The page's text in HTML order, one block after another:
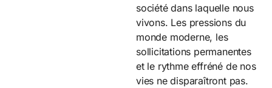
société dans laquelle nous
vivons. Les pressions du
monde moderne, les
sollicitations permanentes
et le rythme effréné de nos
vies ne disparaîtront pas.